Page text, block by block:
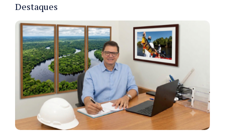
Destaques